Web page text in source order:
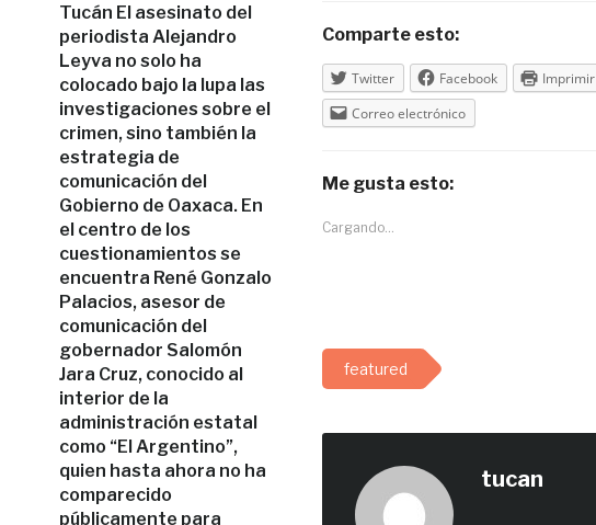
Tucán El asesinato del
periodista Alejandro
Leyva no solo ha
colocado bajo la lupa las
investigaciones sobre el
crimen, sino también la
estrategia de
comunicación del
Gobierno de Oaxaca. En
el centro de los
cuestionamientos se
encuentra René Gonzalo
Palacios, asesor de
comunicación del
gobernador Salomón
Jara Cruz, conocido al
interior de la
administración estatal
como “El Argentino”,
quien hasta ahora no ha
comparecido
públicamente para
Comparte esto:
Twitter Facebook Imprimir
Correo electrónico
Me gusta esto:
Cargando...
featured
tucan